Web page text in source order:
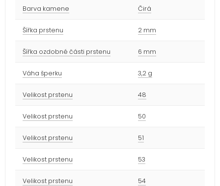
Barva kamene Čirá
Šířka prstenu 2 mm
Šířka ozdobné části prstenu 6 mm
Váha šperku 3,2 g
Velikost prstenu 48
Velikost prstenu 50
Velikost prstenu 51
Velikost prstenu 53
Velikost prstenu 54